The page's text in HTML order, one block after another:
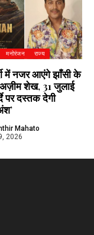
मनोरंजन राज्य
में नजर आएंगे झाँसी के
शेख, 31 जुलाई
पर दस्तक देगी
Mahato
2026